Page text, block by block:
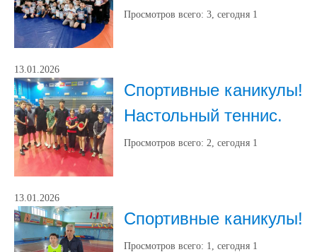
Просмотров всего: 3, сегодня 1
13.01.2026
Спортивные каникулы!
Настольный теннис.
Просмотров всего: 2, сегодня 1
13.01.2026
Спортивные каникулы!
Просмотров всего: 1, сегодня 1